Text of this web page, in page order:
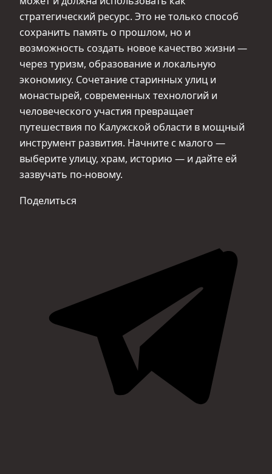
стратегический ресурс. Это не только способ
сохранить память о прошлом, но и
возможность создать новое качество жизни —
через туризм, образование и локальную
экономику. Сочетание старинных улиц и
монастырей, современных технологий и
человеческого участия превращает
путешествия по Калужской области в мощный
инструмент развития. Начните с малого —
выберите улицу, храм, историю — и дайте ей
зазвучать по-новому.
Поделиться